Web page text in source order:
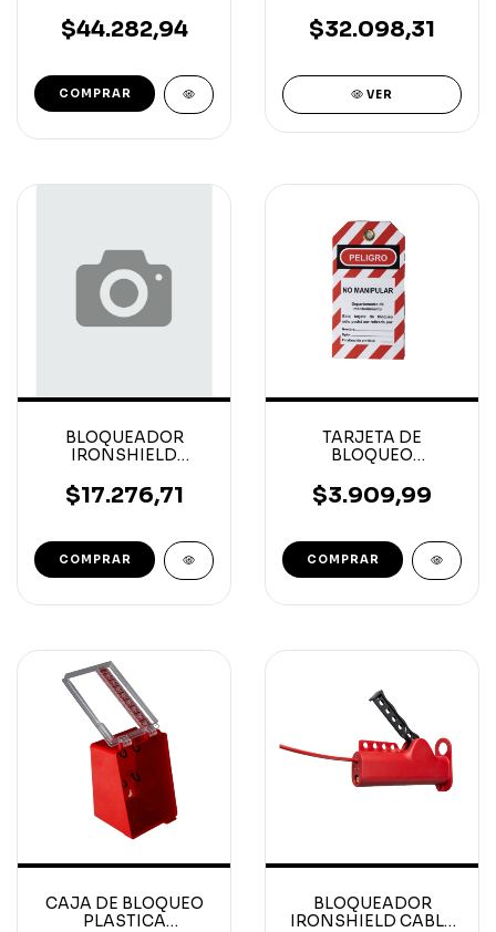
CON EPOXI 240MM
$44.282,94
COMPRAR
AGUJEROS
3mmx61mmx106mm
$32.098,31
VER
BLOQUEADOR
IRONSHIELD
MINIATURE CIRCUIT
4,5 X 25 X10MM
$17.276,71
COMPRAR
TARJETA DE
BLOQUEO
BLANCA/ROJA
14.6x7.6CM
$3.909,99
CAJA DE BLOQUEO
PLASTICA
BLOQUEADOR
IRONSHIELD CABLE